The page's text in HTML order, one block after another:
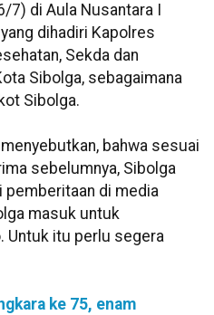
7) di Aula Nusantara I
dihadiri Kapolres
Sekda dan
Sibolga, sebagaimana
Sibolga.
bahwa sesuai
sebelumnya, Sibolga
pemberitaan di media
masuk untuk
Untuk itu perlu segera
ke 75, enam